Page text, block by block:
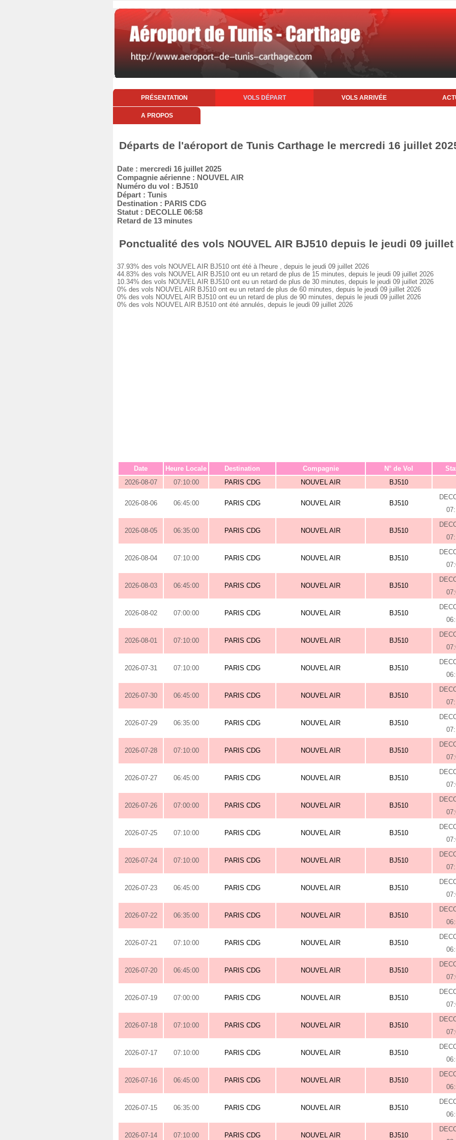
PRÉSENTATION VOLS DÉPART VOLS ARRIVÉE
A PROPOS
Départs de l'aéroport de Tunis Carthage le mercredi 16 juillet
Date : mercredi 16 juillet 2025
Compagnie aérienne : NOUVEL AIR
Numéro du vol : BJ510
Départ : Tunis
Destination : PARIS CDG
Statut : DECOLLE 06:58
Retard de 13 minutes
Ponctualité des vols NOUVEL AIR BJ510 depuis le jeudi 09 juillet
37.93% des vols NOUVEL AIR BJ510 ont été à l'heure , depuis le jeudi 09 juillet 2026
44.83% des vols NOUVEL AIR BJ510 ont eu un retard de plus de 15 minutes, depuis le jeudi 09 juillet 2026
10.34% des vols NOUVEL AIR BJ510 ont eu un retard de plus de 30 minutes, depuis le jeudi 09 juillet 2026
0% des vols NOUVEL AIR BJ510 ont eu un retard de plus de 60 minutes, depuis le jeudi 09 juillet 2026
0% des vols NOUVEL AIR BJ510 ont eu un retard de plus de 90 minutes, depuis le jeudi 09 juillet 2026
0% des vols NOUVEL AIR BJ510 ont été annulés, depuis le jeudi 09 juillet 2026
Date Heure Locale Destination Compagnie N° de Vol
2026-08-07
07:10:00 PARIS CDG NOUVEL AIR BJ510
2026-08-06 06:45:00 PARIS CDG NOUVEL AIR BJ510
2026-08-05 06:35:00 PARIS CDG NOUVEL AIR BJ510
2026-08-04 07:10:00 PARIS CDG NOUVEL AIR BJ510
2026-08-03 06:45:00 PARIS CDG NOUVEL AIR BJ510
2026-08-02 07:00:00 PARIS CDG NOUVEL AIR BJ510
2026-08-01 07:10:00 PARIS CDG NOUVEL AIR BJ510
2026-07-31 07:10:00 PARIS CDG NOUVEL AIR BJ510
2026-07-30 06:45:00 PARIS CDG NOUVEL AIR BJ510
2026-07-29 06:35:00 PARIS CDG NOUVEL AIR BJ510
2026-07-28 07:10:00 PARIS CDG NOUVEL AIR BJ510
2026-07-27 06:45:00 PARIS CDG NOUVEL AIR BJ510
2026-07-26 07:00:00 PARIS CDG NOUVEL AIR BJ510
2026-07-25 07:10:00 PARIS CDG NOUVEL AIR BJ510
2026-07-24 07:10:00 PARIS CDG NOUVEL AIR BJ510
2026-07-23 06:45:00 PARIS CDG NOUVEL AIR BJ510
2026-07-22 06:35:00 PARIS CDG NOUVEL AIR BJ510
2026-07-21 07:10:00 PARIS CDG NOUVEL AIR BJ510
2026-07-20 06:45:00 PARIS CDG NOUVEL AIR BJ510
2026-07-19 07:00:00 PARIS CDG NOUVEL AIR BJ510
2026-07-18 07:10:00 PARIS CDG NOUVEL AIR BJ510
2026-07-17 07:10:00 PARIS CDG NOUVEL AIR BJ510
2026-07-16 06:45:00 PARIS CDG NOUVEL AIR BJ510
2026-07-15 06:35:00 PARIS CDG NOUVEL AIR BJ510
2026-07-14 07:10:00 PARIS CDG NOUVEL AIR BJ510